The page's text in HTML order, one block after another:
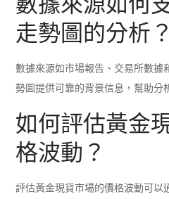
走勢圖的分析？
數據來源如市場報告、交易所數據
勢圖提供可靠的背景信息，幫助分
如何評估黃金
格波動？
評估黃金現貨市場的價格波動可以